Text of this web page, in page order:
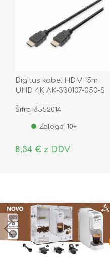
Digitus kabel HDMI 5m
UHD 4K AK-330107-050-S
Šifra: 8552014
Zaloga: 10+
8,34 € z DDV